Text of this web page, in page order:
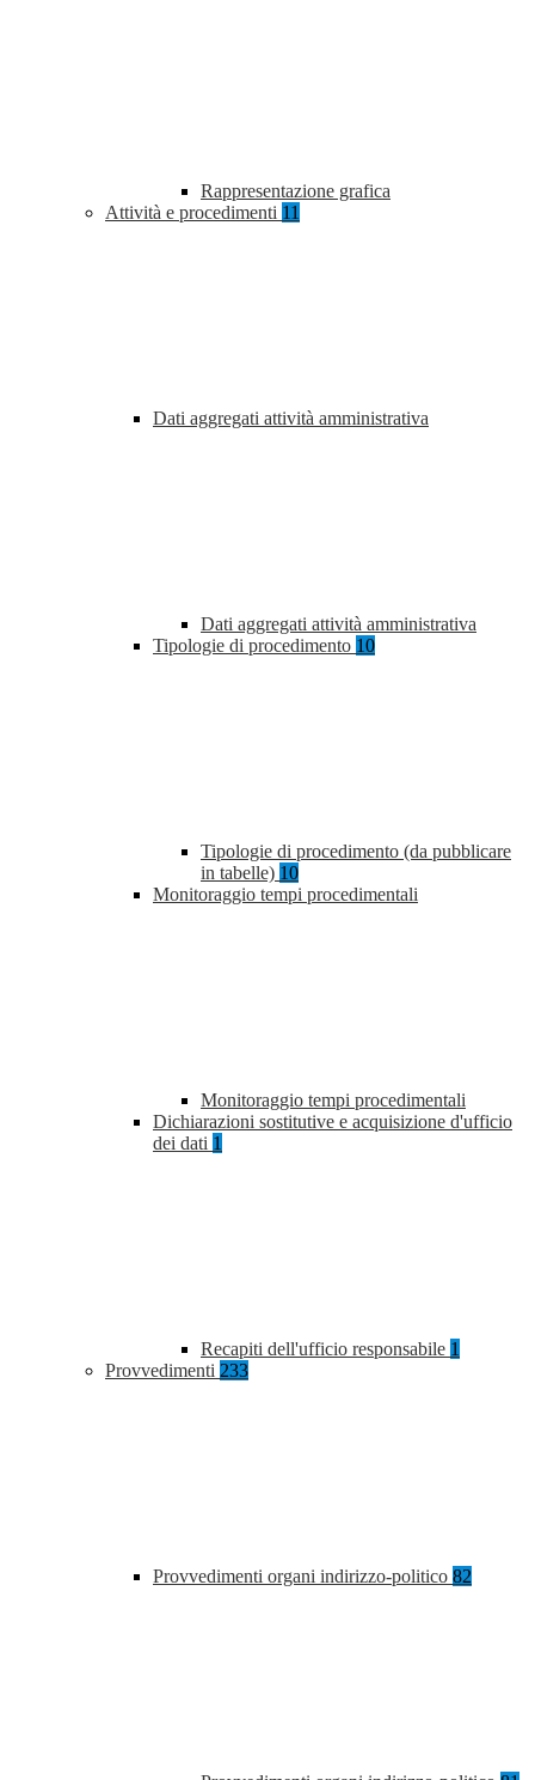
Rappresentazione grafica
Attività e procedimenti 11
Dati aggregati attività amministrativa
Dati aggregati attività amministrativa
Tipologie di procedimento 10
Tipologie di procedimento (da pubblicare
in tabelle) 10
Monitoraggio tempi procedimentali
Monitoraggio tempi procedimentali
Dichiarazioni sostitutive e acquisizione d'ufficio
dei dati 1
Recapiti dell'ufficio responsabile 1
Provvedimenti 233
Provvedimenti organi indirizzo-politico 82